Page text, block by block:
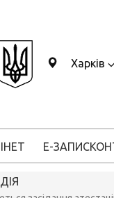
Харків
Е-ЗАПИС